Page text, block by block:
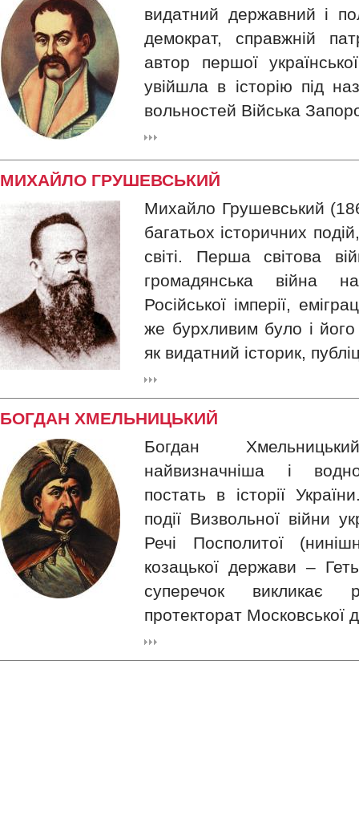
видатний державний і
демократ, справжній
автор першої
увійшла в історію під
вольностей Війська
МИХАЙЛО ГРУШЕВСЬКИЙ
Михайло Грушевський
багатьох історичних
світі. Перша світова
громадянська війна
Російської імперії,
же бурхливим було і
як видатний історик,
БОГДАН ХМЕЛЬНИЦЬКИЙ
Богдан
найвизначніша і
постать в історії
події Визвольної війни
Речі Посполитої
козацької держави –
суперечок викликає
протекторат Московської